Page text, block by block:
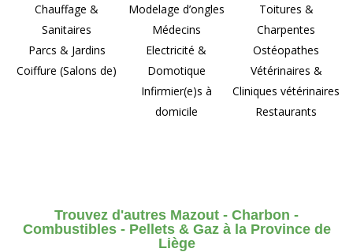
Chauffage &
Sanitaires
Parcs & Jardins
Coiffure (Salons de)
Modelage d’ongles
Médecins
Electricité &
Domotique
Infirmier(e)s à
domicile
Toitures &
Charpentes
Ostéopathes
Vétérinaires &
Cliniques vétérinaires
Restaurants
Trouvez d'autres Mazout - Charbon -
Combustibles - Pellets & Gaz à la Province de
Liège